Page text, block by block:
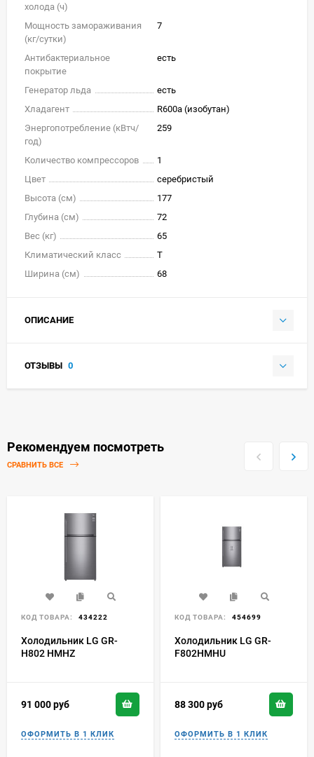
холода (ч)
Мощность замораживания
(кг/cутки)
7
Антибактериальное
покрытие
есть
Генератор льда
есть
Хладагент
R600a (изобутан)
Энергопотребление (кВтч/
год)
259
Количество компрессоров
1
Цвет
серебристый
Высота (см)
177
Глубина (см)
72
Вес (кг)
65
Климатический класс
T
Ширина (см)
68
ОПИСАНИЕ
ОТЗЫВЫ 0
Рекомендуем посмотреть
СРАВНИТЬ ВСЕ
КОД ТОВАРА: 434222
Холодильник LG GR-
H802 HMHZ
91 000руб
КОД ТОВАРА: 454699
Холодильник LG GR-
F802HMHU
88 300руб